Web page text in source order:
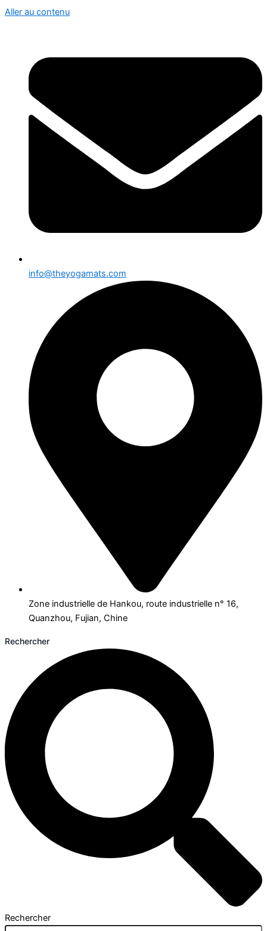
Aller au contenu
info@theyogamats.com
Zone industrielle de Hankou, route industrielle n° 16,
Quanzhou, Fujian, Chine
Rechercher
Rechercher